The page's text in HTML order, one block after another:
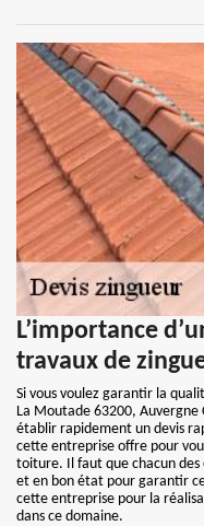
L’importance
travaux de
Si vous voulez garantir la
La Moutade 63200,
établir rapidement un devis
cette entreprise offre pour
toiture. Il faut que chacun
et en bon état pour garantir
cette entreprise pour la
dans ce domaine.